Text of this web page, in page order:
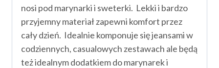
nosi pod marynarki i sweterki. Lekki i bardzo
przyjemny materiał zapewni komfort przez
cały dzień. Idealnie komponuje się jeansami w
codziennych, casualowych zestawach ale będą
też idealnym dodatkiem do marynarek i